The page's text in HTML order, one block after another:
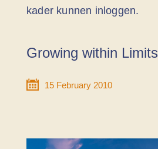
kader kunnen inloggen.
Growing within Limits
15 February 2010